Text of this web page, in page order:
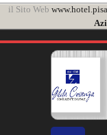
il Sito Web